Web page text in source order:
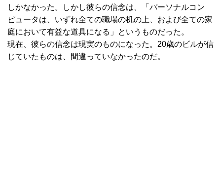
しかなかった。しかし彼らの信念は、「パーソナルコン
ピュータは、いずれ全ての職場の机の上、および全ての家
庭において有益な道具になる」というものだった。
現在、彼らの信念は現実のものになった。20歳のビルが信
じていたものは、間違っていなかったのだ。